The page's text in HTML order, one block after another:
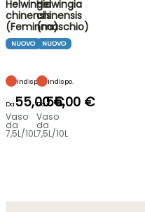
Helwingia
chinensis
(Feminna)
NUOVO
Indispo.
Da55,00 €
Vaso
da
7,5L/10L
Helwingia
chinensis
(maschio)
NUOVO
Indispo.
Da55,00 €
Vaso
da
7,5L/10L